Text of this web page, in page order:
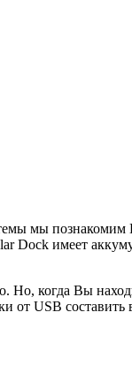
мы познакомим
Dock имеет
Но, когда Вы
от USB составить